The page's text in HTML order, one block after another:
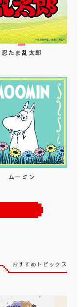
忍たま乱太郎
ムーミン
おすすめトピックス